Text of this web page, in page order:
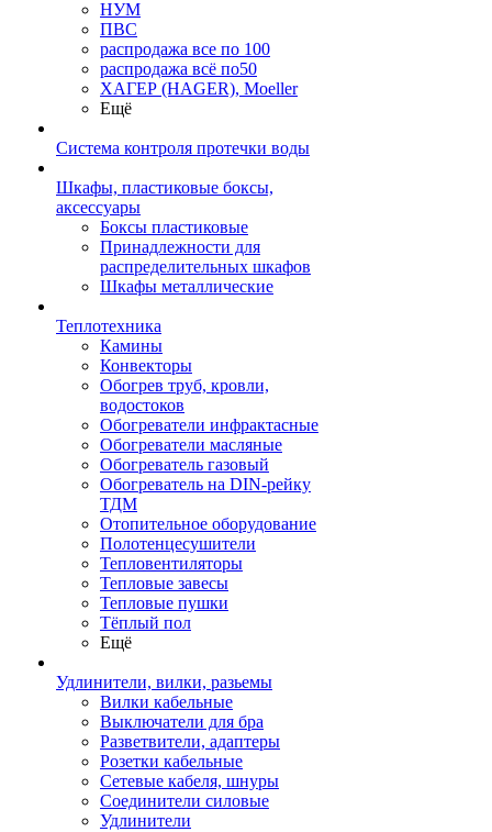
НУМ
ПВС
распродажа все по 100
распродажа всё по50
ХАГЕР (HAGER), Moeller
Ещё
Система контроля протечки воды
Шкафы, пластиковые боксы,
аксессуары
Боксы пластиковые
Принадлежности для
распределительных шкафов
Шкафы металлические
Теплотехника
Камины
Конвекторы
Обогрев труб, кровли,
водостоков
Обогреватели инфрактасные
Обогреватели масляные
Обогреватель газовый
Обогреватель на DIN-рейку
ТДМ
Отопительное оборудование
Полотенцесушители
Тепловентиляторы
Тепловые завесы
Тепловые пушки
Тёплый пол
Ещё
Удлинители, вилки, разьемы
Вилки кабельные
Выключатели для бра
Разветвители, адаптеры
Розетки кабельные
Сетевые кабеля, шнуры
Соединители силовые
Удлинители